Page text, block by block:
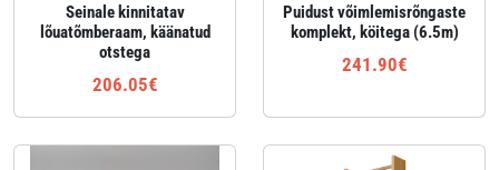
Seinale kinnitatav
lõuatõmberaam, käänatud
otstega
206.05€
Puidust võimlemisrõngaste
komplekt, köitega (6.5m)
241.90€